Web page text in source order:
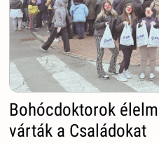
Bohócdoktorok
várták a Családokat